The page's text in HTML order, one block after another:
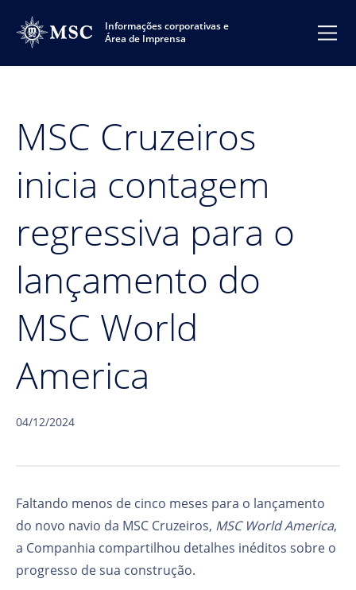
Informações corporativas e
Área de Imprensa
MSC Cruzeiros
inicia contagem
regressiva para o
lançamento do
MSC World
America
04/12/2024
Faltando menos de cinco meses para o lançamento
do novo navio da MSC Cruzeiros, MSC World America,
a Companhia compartilhou detalhes inéditos sobre o
progresso de sua construção.